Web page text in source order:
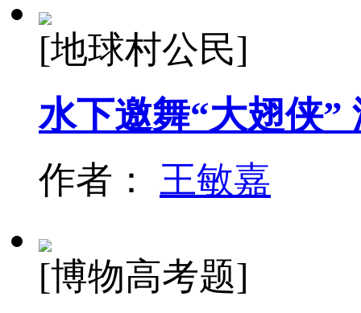
[地球村公民]
水下邀舞“大翅侠”
作者： 王敏嘉
[博物高考题]